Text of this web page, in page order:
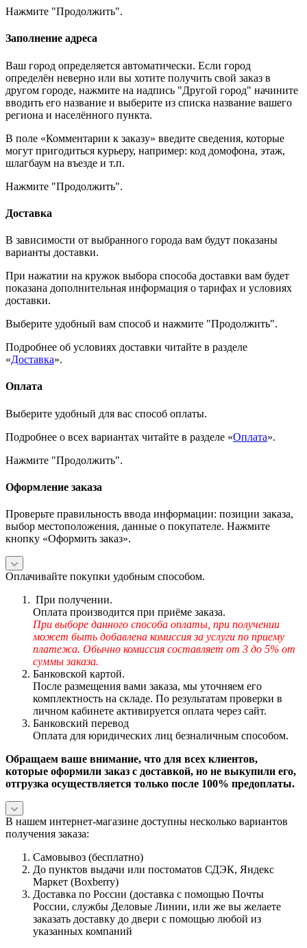
Нажмите "Продолжить".
Заполнение адреса
Ваш город определяется автоматически. Если город
определён неверно или вы хотите получить свой заказ в
другом городе, нажмите на надпись "Другой город" начините
вводить его название и выберите из списка название вашего
региона и населённого пункта.
В поле «Комментарии к заказу» введите сведения, которые
могут пригодиться курьеру, например: код домофона, этаж,
шлагбаум на въезде и т.п.
Нажмите "Продолжить".
Доставка
В зависимости от выбранного города вам будут показаны
варианты доставки.
При нажатии на кружок выбора способа доставки вам будет
показана дополнительная информация о тарифах и условиях
доставки.
Выберите удобный вам способ и нажмите "Продолжить".
Подробнее об условиях доставки читайте в разделе
«Доставка».
Оплата
Выберите удобный для вас способ оплаты.
Подробнее о всех вариантах читайте в разделе «Оплата».
Нажмите "Продолжить".
Оформление заказа
Проверьте правильность ввода информации: позиции заказа,
выбор местоположения, данные о покупателе. Нажмите
кнопку «Оформить заказ».
Оплачивайте покупки удобным способом.
При получении.
Оплата производится при приёме заказа.
При выборе данного способа оплаты, при получении
может быть добавлена комиссия за услуги по приему
платежа. Обычно комиссия составляет от 3 до 5% от
суммы заказа.
Банковской картой.
После размещения вами заказа, мы уточняем его
комплектность на складе. По результатам проверки в
личном кабинете активируется оплата через сайт.
Банковский перевод
Оплата для юридических лиц безналичным способом.
Обращаем ваше внимание, что для всех клиентов,
которые оформили заказ с доставкой, но не выкупили его,
отгрузка осуществляется только после 100% предоплаты.
В нашем интернет-магазине доступны несколько вариантов
получения заказа:
Самовывоз (бесплатно)
До пунктов выдачи или постоматов СДЭК, Яндекс
Маркет (Boxberry)
Доставка по России (доставка с помощью Почты
России, службы Деловые Линии, или же вы желаете
заказать доставку до двери с помощью любой из
указанных компаний